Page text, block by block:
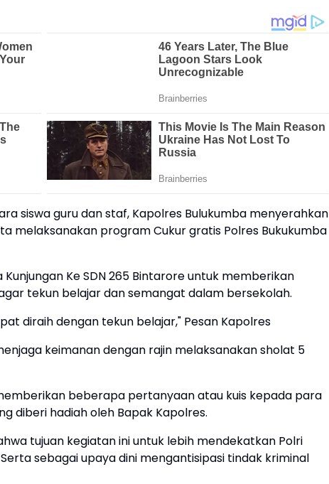
siswa guru dan staf, Kapolres Bulukumba menyerahkan
melaksanakan program Cukur gratis Polres Bukukumba
Ke SDN 265 Bintarore untuk memberikan
tekun belajar dan semangat dalam bersekolah.
diraih dengan tekun belajar," Pesan Kapolres
keimanan dengan rajin melaksanakan sholat 5
beberapa pertanyaan atau kuis kepada para
diberi hadiah oleh Bapak Kapolres.
tujuan kegiatan ini untuk lebih mendekatkan Polri
sebagai upaya dini mengantisipasi tindak kriminal